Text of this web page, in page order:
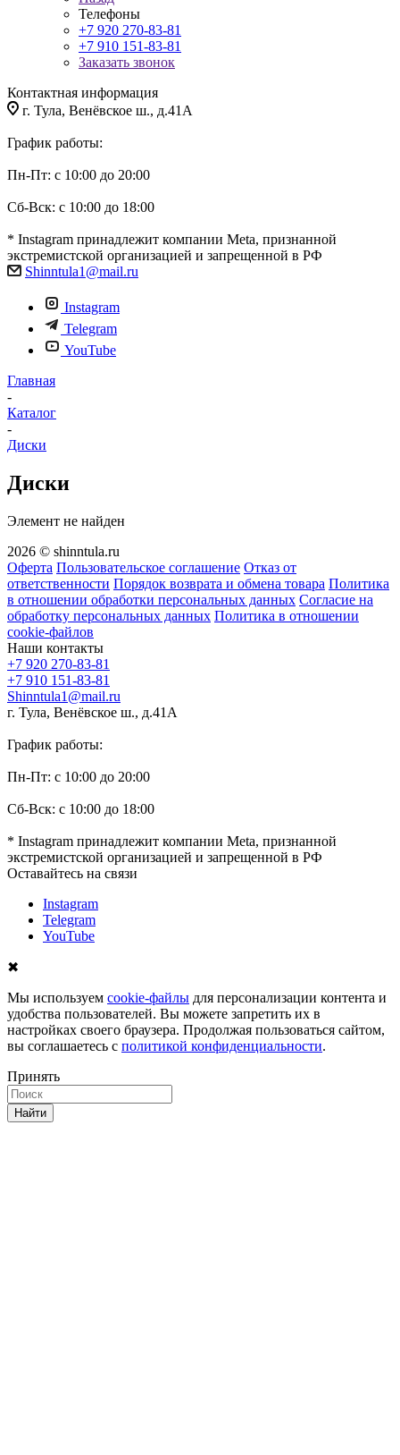
Телефоны
+7 920 270-83-81
+7 910 151-83-81
Заказать звонок
Контактная информация
г. Тула, Венёвское ш., д.41А
График работы:
Пн-Пт: с 10:00 до 20:00
Сб-Вск: с 10:00 до 18:00
* Instagram принадлежит компании Meta, признанной
экстремистской организацией и запрещенной в РФ
Shinntula1@mail.ru
Instagram
Telegram
YouTube
Главная
-
Каталог
-
Диски
Диски
Элемент не найден
2026 © shinntula.ru
Оферта Пользовательское соглашение Отказ от
ответственности Порядок возврата и обмена товара Политика
в отношении обработки персональных данных Согласие на
обработку персональных данных Политика в отношении
cookie-файлов
Наши контакты
+7 920 270-83-81
+7 910 151-83-81
Shinntula1@mail.ru
г. Тула, Венёвское ш., д.41А
График работы:
Пн-Пт: с 10:00 до 20:00
Сб-Вск: с 10:00 до 18:00
* Instagram принадлежит компании Meta, признанной
экстремистской организацией и запрещенной в РФ
Оставайтесь на связи
Instagram
Telegram
YouTube
✖
Мы используем cookie-файлы для персонализации контента и
удобства пользователей. Вы можете запретить их в
настройках своего браузера. Продолжая пользоваться сайтом,
вы соглашаетесь с политикой конфиденциальности.
Принять
Найти